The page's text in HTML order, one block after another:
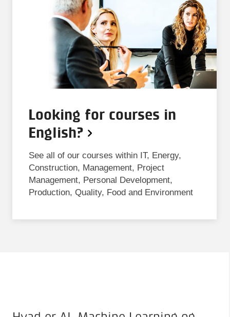
Looking for courses in
English?
See all of our courses within IT, Energy,
Construction, Management, Project
Management, Personal Development,
Production, Quality, Food and Environment